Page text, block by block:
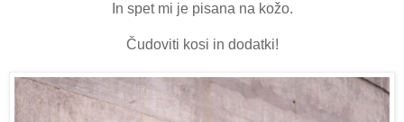
In spet mi je pisana na kožo.
Čudoviti kosi in dodatki!